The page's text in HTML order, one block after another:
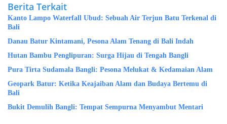
Berita Terkait
Kanto Lampo Waterfall Ubud: Sebuah Air Terjun Batu Terkenal di
Bali
Danau Batur Kintamani, Pesona Alam Tenang di Bali Indah
Hutan Bambu Penglipuran: Surga Hijau di Tengah Bangli
Pura Tirta Sudamala Bangli: Pesona Melukat & Kedamaian Alam
Geopark Batur: Ketika Keajaiban Alam dan Budaya Bertemu di
Bali
Bukit Demulih Bangli: Tempat Sempurna Menyambut Mentari